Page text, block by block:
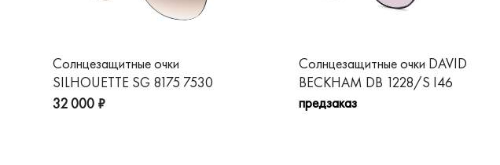
Солнцезащитные очки
SILHOUETTE SG 8175 7530
32 000 ₽
Солнцезащитные очки DAVID
BECKHAM DB 1228/S I46
предзаказ